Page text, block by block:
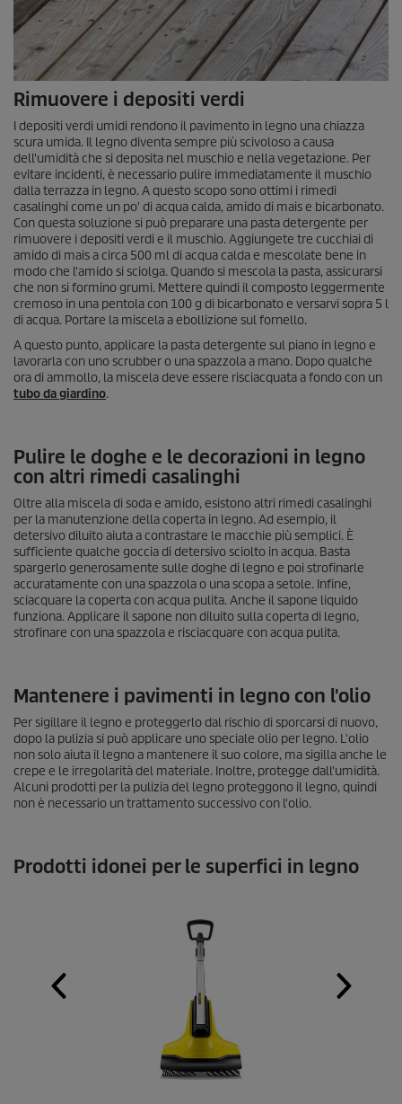
Rimuovere i depositi verdi
I depositi verdi umidi rendono il pavimento in legno una chiazza
scura umida. Il legno diventa sempre più scivoloso a causa
dell'umidità che si deposita nel muschio e nella vegetazione. Per
evitare incidenti, è necessario pulire immediatamente il muschio
dalla terrazza in legno. A questo scopo sono ottimi i rimedi
casalinghi come un po' di acqua calda, amido di mais e bicarbonato.
Con questa soluzione si può preparare una pasta detergente per
rimuovere i depositi verdi e il muschio. Aggiungete tre cucchiai di
amido di mais a circa 500 ml di acqua calda e mescolate bene in
modo che l'amido si sciolga. Quando si mescola la pasta, assicurarsi
che non si formino grumi. Mettere quindi il composto leggermente
cremoso in una pentola con 100 g di bicarbonato e versarvi sopra 5 l
di acqua. Portare la miscela a ebollizione sul fornello.
A questo punto, applicare la pasta detergente sul piano in legno e
lavorarla con uno scrubber o una spazzola a mano. Dopo qualche
ora di ammollo, la miscela deve essere risciacquata a fondo con un
tubo da giardino.
Pulire le doghe e le decorazioni in legno
con altri rimedi casalinghi
Oltre alla miscela di soda e amido, esistono altri rimedi casalinghi
per la manutenzione della coperta in legno. Ad esempio, il
detersivo diluito aiuta a contrastare le macchie più semplici. È
sufficiente qualche goccia di detersivo sciolto in acqua. Basta
spargerlo generosamente sulle doghe di legno e poi strofinarle
accuratamente con una spazzola o una scopa a setole. Infine,
sciacquare la coperta con acqua pulita. Anche il sapone liquido
funziona. Applicare il sapone non diluito sulla coperta di legno,
strofinare con una spazzola e risciacquare con acqua pulita.
Mantenere i pavimenti in legno con l'olio
Per sigillare il legno e proteggerlo dal rischio di sporcarsi di nuovo,
dopo la pulizia si può applicare uno speciale olio per legno. L'olio
non solo aiuta il legno a mantenere il suo colore, ma sigilla anche le
crepe e le irregolarità del materiale. Inoltre, protegge dall'umidità.
Alcuni prodotti per la pulizia del legno proteggono il legno, quindi
non è necessario un trattamento successivo con l'olio.
Prodotti idonei per le superfici in legno